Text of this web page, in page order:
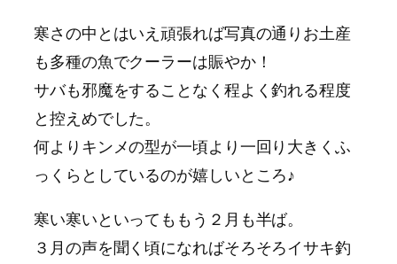
寒さの中とはいえ頑張れば写真の通りお土産
も多種の魚でクーラーは賑やか！
サバも邪魔をすることなく程よく釣れる程度
と控えめでした。
何よりキンメの型が一頃より一回り大きくふ
っくらとしているのが嬉しいところ♪
寒い寒いといってももう２月も半ば。
３月の声を聞く頃になればそろそろイサキ釣